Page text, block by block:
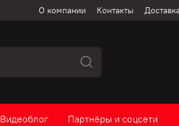
О компании Контакты
Видеоблог Партнёры и соцсети